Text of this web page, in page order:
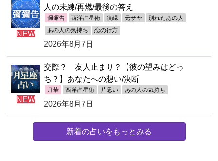
NEW
人の未練/再燃/最後の答え
彌彌告 西洋占星術 復縁 元サヤ 別れたあの人
あの人の気持ち 恋の行方
2026年8月7日
NEW
交際？ 友人止まり？【彼の望みはどっ
ち？】あなたへの想い/決断
月華 西洋占星術 片思い あの人の気持ち
2026年8月7日
新着の占いをもっとみる